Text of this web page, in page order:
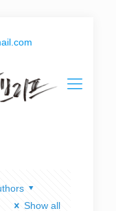
Show all